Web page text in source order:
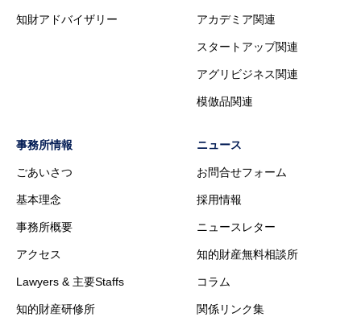
知財アドバイザリー アカデミア関連
スタートアップ関連
アグリビジネス関連
模倣品関連
事務所情報
ごあいさつ
基本理念
事務所概要
アクセス
Lawyers & 主要Staffs
知的財産研修所
ニュース
お問合せフォーム
採用情報
ニュースレター
知的財産無料相談所
コラム
関係リンク集